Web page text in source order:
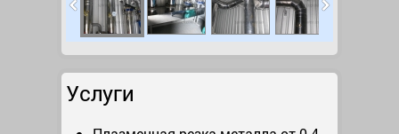
Услуги